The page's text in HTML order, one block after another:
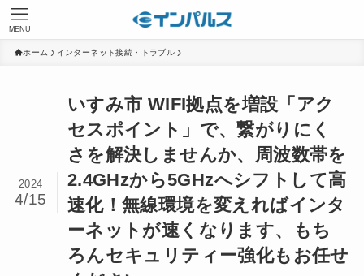
MENU
ホーム インターネット接続・トラブル
いすみ市 WIFI拠点を増設「アク
セスポイント」で、繋がりにく
さを解決しませんか、周波数帯を
2.4GHzから5GHzへシフトして高
速化！無線環境を変えればインタ
ーネットが速くなります、もち
ろんセキュリティー強化もお任せ
2024
4/15